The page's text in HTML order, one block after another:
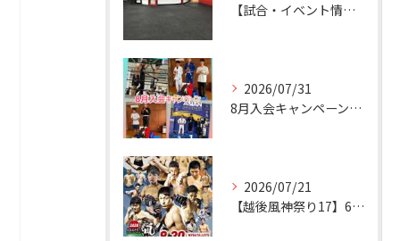
【試合・イベント情報】 8/1更新 お盆休み
2026/07/31
8月入会キャンペーン実施
2026/07/21
【越後風神祭り17】6名参戦予定！